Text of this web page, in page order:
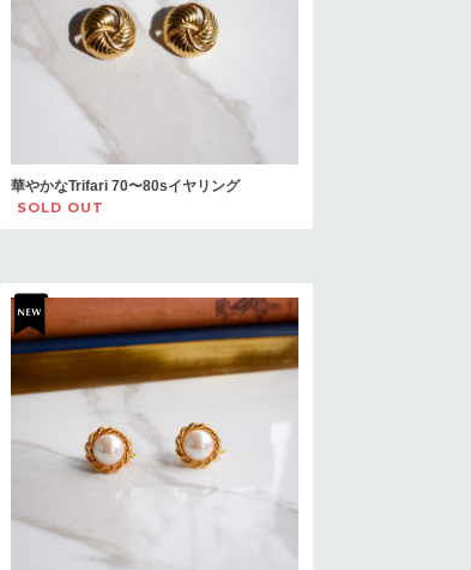
華やかなTrifari 70〜80sイヤリング
SOLD OUT